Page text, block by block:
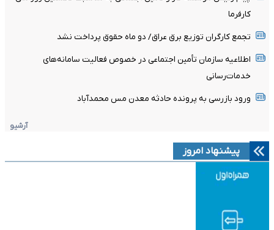
کارفرما
تجمع کارگران توزیع برق عراق/ دو ماه حقوق پرداخت نشد
اطلاعیه سازمان تأمین اجتماعی در خصوص فعالیت سامانه‌های
خدمات‌رسانی
ورود بازرسی به پرونده حادثه معدن مس محمدآباد
آرشیو
پیشنهاد امروز